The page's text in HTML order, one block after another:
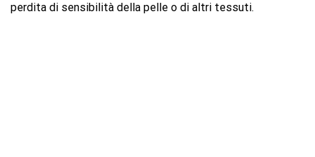
perdita di sensibilità della pelle o di altri tessuti.